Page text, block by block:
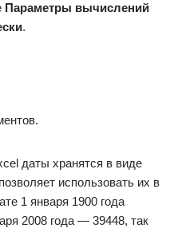
Параметры вычислений
.
даты хранятся в виде
использовать их в
1 января 1900 года
2008 года — 39448, так